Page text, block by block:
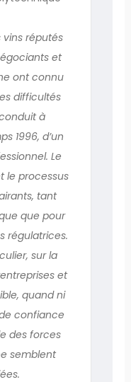
vins réputés
et
ont connu
difficultés
à
1996, d’un
Le
le processus
tant
que pour
régulatrices.
sur la
et
quand ni
confiance
des forces
semblent